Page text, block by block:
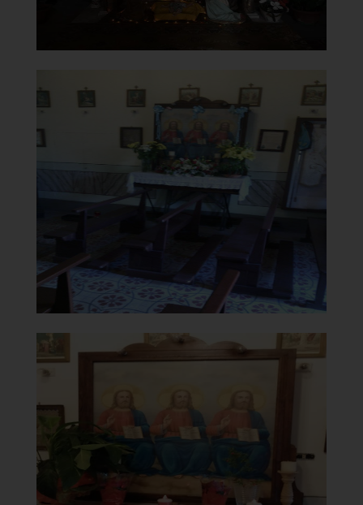
Chiesa della Madonna del
Carmine
Quadro SS Trinità
Particolare SS Trinità
Clicca per ingrandire